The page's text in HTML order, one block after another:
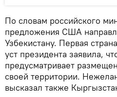
По словам российского
предложения США
Узбекистану. Первая
уст президента заявила,
предусматривает
своей территории.
высказал также